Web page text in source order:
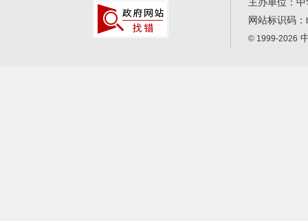
主办单位：
网站标识码：
© 1999-2026